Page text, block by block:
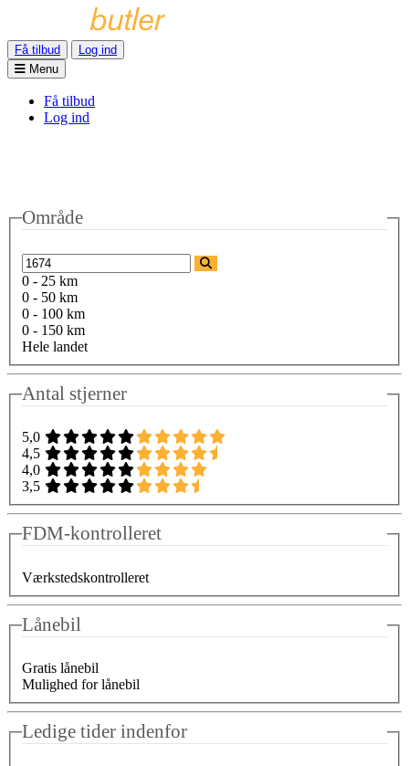
Få tilbud
Log ind
Menu
Få tilbud
Log ind
Område
0 - 25 km
0 - 50 km
0 - 100 km
0 - 150 km
Hele landet
Antal stjerner
5,0
4,5
4,0
3,5
FDM-kontrolleret
Værkstedskontrolleret
Lånebil
Gratis lånebil
Mulighed for lånebil
Ledige tider indenfor